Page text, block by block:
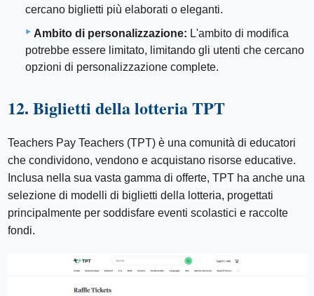
cercano biglietti più elaborati o eleganti.
Ambito di personalizzazione: L'ambito di modifica
potrebbe essere limitato, limitando gli utenti che cercano
opzioni di personalizzazione complete.
12. Biglietti della lotteria TPT
Teachers Pay Teachers (TPT) è una comunità di educatori
che condividono, vendono e acquistano risorse educative.
Inclusa nella sua vasta gamma di offerte, TPT ha anche una
selezione di modelli di biglietti della lotteria, progettati
principalmente per soddisfare eventi scolastici e raccolte
fondi.